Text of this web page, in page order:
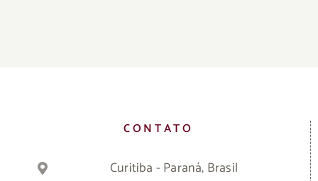
CONTATO
Curitiba - Paraná, Brasil